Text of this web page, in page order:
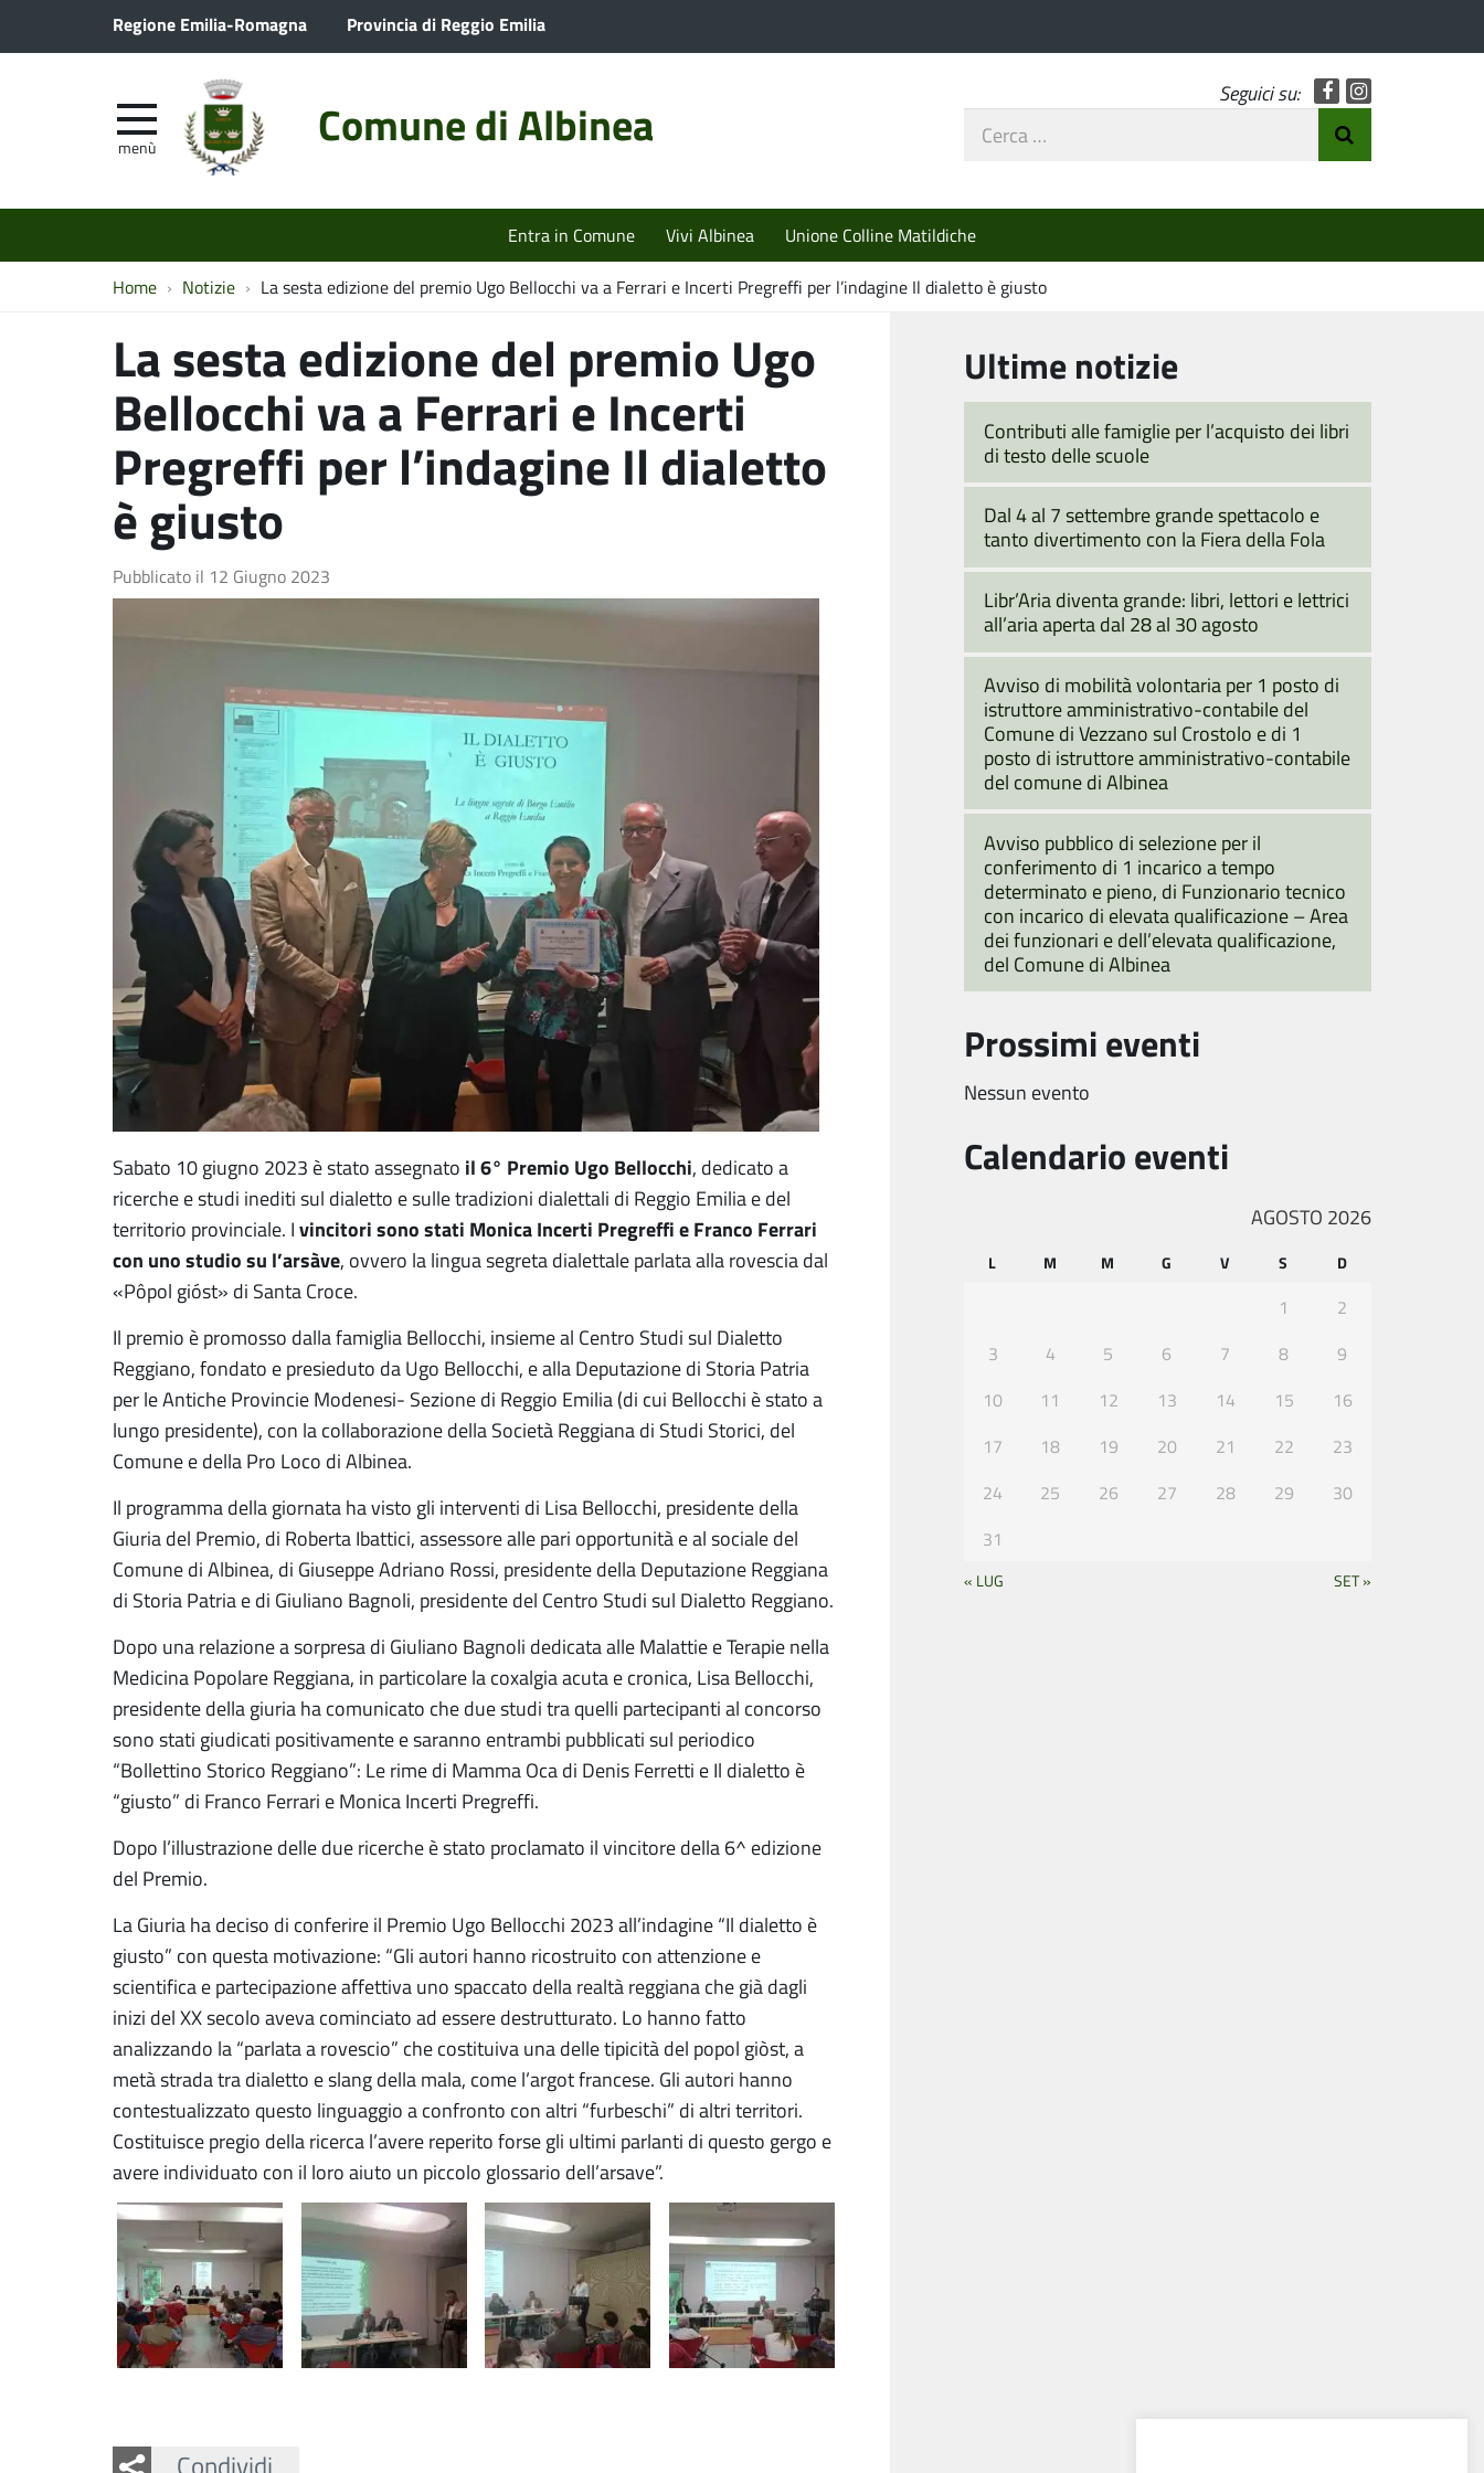
Regione Emilia-Romagna Provincia di Reggio Emilia
Comune di Albinea
menù
Seguici su: Facebook
Cerca
Entra in Comune Vivi Albinea Unione Colline Matildiche
Home Notizie La sesta edizione del premio Ugo Bellocchi va a Ferrari e Incerti Pregreffi per l’indagine Il dialetto è giusto
La sesta edizione del premio Ugo
Bellocchi va a Ferrari e Incerti
Pregreffi per l’indagine Il dialetto
è giusto
Pubblicato il 12 Giugno 2023
Sabato 10 giugno 2023 è stato assegnato il 6° Premio Ugo Bellocchi, dedicato a
ricerche e studi inediti sul dialetto e sulle tradizioni dialettali di Reggio Emilia e del
territorio provinciale. I vincitori sono stati Monica Incerti Pregreffi e Franco Ferrari
con uno studio su l’arsàve, ovvero la lingua segreta dialettale parlata alla rovescia dal
«Pôpol gióst» di Santa Croce.
Il premio è promosso dalla famiglia Bellocchi, insieme al Centro Studi sul Dialetto
Reggiano, fondato e presieduto da Ugo Bellocchi, e alla Deputazione di Storia Patria
per le Antiche Provincie Modenesi- Sezione di Reggio Emilia (di cui Bellocchi è stato a
lungo presidente), con la collaborazione della Società Reggiana di Studi Storici, del
Comune e della Pro Loco di Albinea.
Il programma della giornata ha visto gli interventi di Lisa Bellocchi, presidente della
Giuria del Premio, di Roberta Ibattici, assessore alle pari opportunità e al sociale del
Comune di Albinea, di Giuseppe Adriano Rossi, presidente della Deputazione Reggiana
di Storia Patria e di Giuliano Bagnoli, presidente del Centro Studi sul Dialetto Reggiano.
Dopo una relazione a sorpresa di Giuliano Bagnoli dedicata alle Malattie e Terapie nella
Medicina Popolare Reggiana, in particolare la coxalgia acuta e cronica, Lisa Bellocchi,
presidente della giuria ha comunicato che due studi tra quelli partecipanti al concorso
sono stati giudicati positivamente e saranno entrambi pubblicati sul periodico
“Bollettino Storico Reggiano”: Le rime di Mamma Oca di Denis Ferretti e Il dialetto è
“giusto” di Franco Ferrari e Monica Incerti Pregreffi.
Dopo l’illustrazione delle due ricerche è stato proclamato il vincitore della 6^ edizione
del Premio.
La Giuria ha deciso di conferire il Premio Ugo Bellocchi 2023 all’indagine “Il dialetto è
giusto” con questa motivazione: “Gli autori hanno ricostruito con attenzione e
scientifica e partecipazione affettiva uno spaccato della realtà reggiana che già dagli
inizi del XX secolo aveva cominciato ad essere destrutturato. Lo hanno fatto
analizzando la “parlata a rovescio” che costituiva una delle tipicità del popol giòst, a
metà strada tra dialetto e slang della mala, come l’argot francese. Gli autori hanno
contestualizzato questo linguaggio a confronto con altri “furbeschi” di altri territori.
Costituisce pregio della ricerca l’avere reperito forse gli ultimi parlanti di questo gergo e
avere individuato con il loro aiuto un piccolo glossario dell’arsave”.
Condividi
Facebook
Twitter
Whatsapp
Ultime notizie
Contributi alle famiglie per l’acquisto dei libri
di testo delle scuole
Dal 4 al 7 settembre grande spettacolo e
tanto divertimento con la Fiera della Fola
Libr’Aria diventa grande: libri, lettori e lettrici
all’aria aperta dal 28 al 30 agosto
Avviso di mobilità volontaria per 1 posto di
istruttore amministrativo-contabile del
Comune di Vezzano sul Crostolo e di 1
posto di istruttore amministrativo-contabile
del comune di Albinea
Avviso pubblico di selezione per il
conferimento di 1 incarico a tempo
determinato e pieno, di Funzionario tecnico
con incarico di elevata qualificazione – Area
dei funzionari e dell’elevata qualificazione,
del Comune di Albinea
Prossimi eventi
Nessun evento
Calendario eventi
AGOSTO 2026
L M M G V S D
1
2
3
4 5 6 7 8
9
10
11 12 13 14 15
16
17
18 19 20 21 22
23
24
25 26 27 28 29
30
31
« LUG SET »